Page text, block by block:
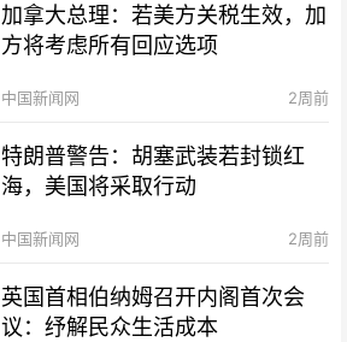
加拿大总理：若美方关税生效，加
方将考虑所有回应选项
中国新闻网 2周前
特朗普警告：胡塞武装若封锁红
海，美国将采取行动
中国新闻网 2周前
英国首相伯纳姆召开内阁首次会
议：纾解民众生活成本